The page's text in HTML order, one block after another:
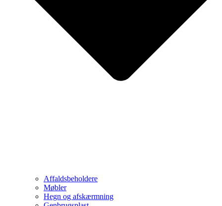
Affaldsbeholdere
Møbler
Hegn og afskærmning